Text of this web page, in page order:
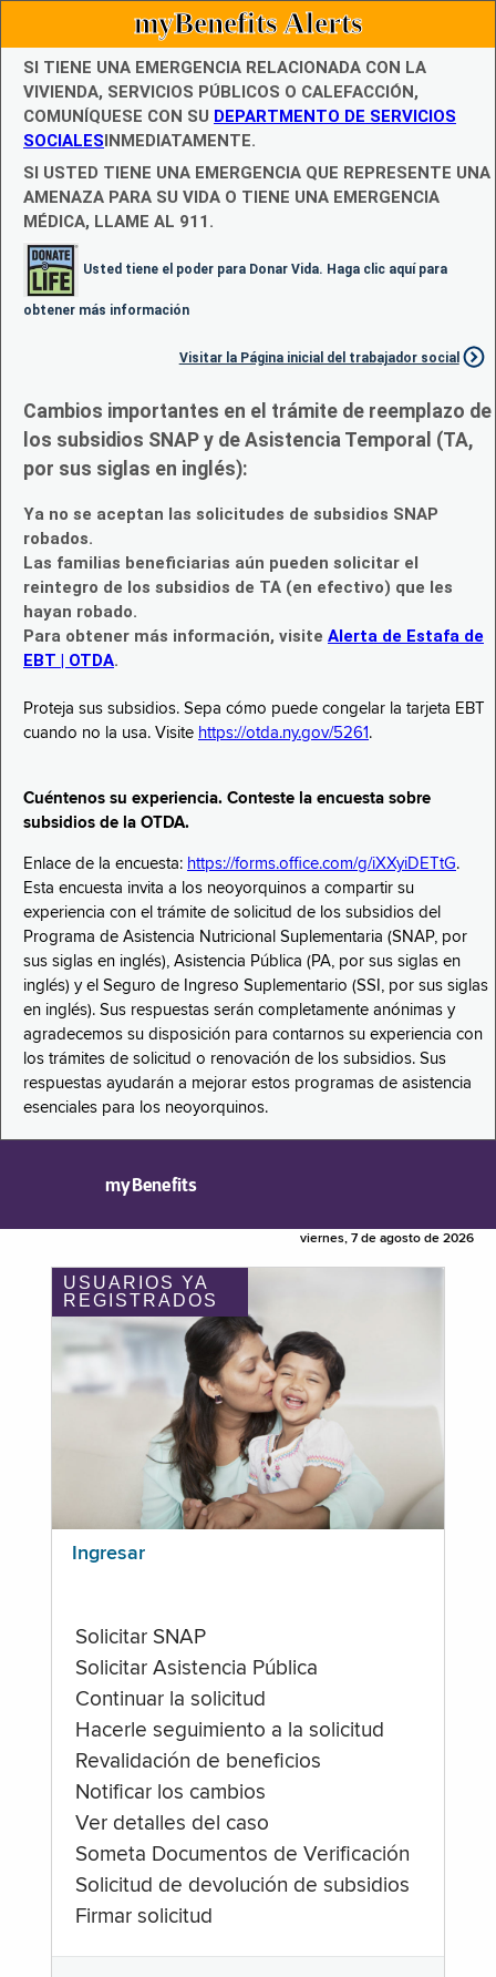
myBenefits Alerts
SI TIENE UNA EMERGENCIA RELACIONADA CON LA
VIVIENDA, SERVICIOS PÚBLICOS O CALEFACCIÓN,
COMUNÍQUESE CON SU DEPARTMENTO DE SERVICIOS
SOCIALESINMEDIATAMENTE.
SI USTED TIENE UNA EMERGENCIA QUE REPRESENTE UNA
AMENAZA PARA SU VIDA O TIENE UNA EMERGENCIA
MÉDICA, LLAME AL 911.
Usted tiene el poder para Donar Vida. Haga clic aquí para
obtener más información
Visitar la Página inicial del trabajador social
Cambios importantes en el trámite de reemplazo de
los subsidios SNAP y de Asistencia Temporal (TA,
por sus siglas en inglés):
Ya no se aceptan las solicitudes de subsidios SNAP
robados.
Las familias beneficiarias aún pueden solicitar el
reintegro de los subsidios de TA (en efectivo) que les
hayan robado.
Para obtener más información, visite Alerta de Estafa de
EBT | OTDA.
Proteja sus subsidios. Sepa cómo puede congelar la tarjeta EBT
cuando no la usa. Visite https://otda.ny.gov/5261 .
Cuéntenos su experiencia. Conteste la encuesta sobre
subsidios de la OTDA.
Enlace de la encuesta: https://forms.office.com/g/iXXyiDETtG.
Esta encuesta invita a los neoyorquinos a compartir su
experiencia con el trámite de solicitud de los subsidios del
Programa de Asistencia Nutricional Suplementaria (SNAP, por
sus siglas en inglés), Asistencia Pública (PA, por sus siglas en
inglés) y el Seguro de Ingreso Suplementario (SSI, por sus siglas
en inglés). Sus respuestas serán completamente anónimas y
agradecemos su disposición para contarnos su experiencia con
los trámites de solicitud o renovación de los subsidios. Sus
respuestas ayudarán a mejorar estos programas de asistencia
esenciales para los neoyorquinos.
myBenefits
viernes, 7 de agosto de 2026
USUARIOS YA
REGISTRADOS
Ingresar
Solicitar SNAP
Solicitar Asistencia Pública
Continuar la solicitud
Hacerle seguimiento a la solicitud
Revalidación de beneficios
Notificar los cambios
Ver detalles del caso
Someta Documentos de Verificación
Solicitud de devolución de subsidios
Firmar solicitud